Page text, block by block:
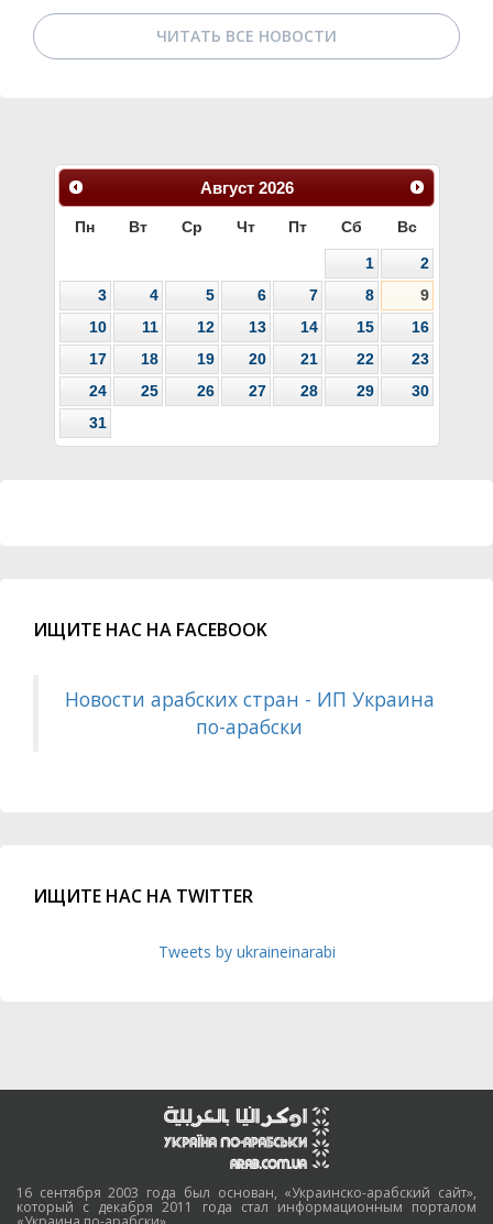
ЧИТАТЬ ВСЕ НОВОСТИ
Август 2026
Пн Вт Ср Чт Пт Сб Вс
1
2
3
4 5 6 7 8
9
10
11 12 13 14 15
16
17
18 19 20 21 22
23
24
25 26 27 28 29
30
31
ИЩИТЕ НАС НА FACEBOOK
Новости арабских стран - ИП Украина
по-арабски
ИЩИТЕ НАС НА TWITTER
Tweets by ukraineinarabi
16 сентября 2003 года был основан, «Украинско-арабский сайт»,
который с декабря 2011 года стал информационным порталом